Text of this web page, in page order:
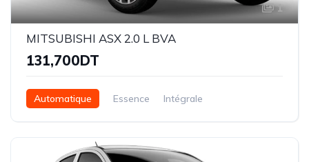
1
MITSUBISHI ASX 2.0 L BVA
131,700DT
Automatique Essence Intégrale